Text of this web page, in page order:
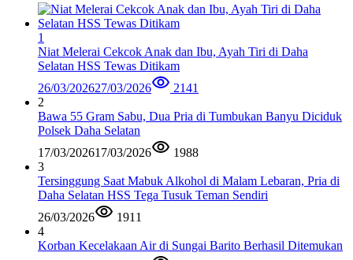
1
Niat Melerai Cekcok Anak dan Ibu, Ayah Tiri di Daha
Selatan HSS Tewas Ditikam
26/03/202627/03/2026
2141
2
Bawa 55 Gram Sabu, Dua Pria di Tumbukan Banyu Diciduk
Polsek Daha Selatan
17/03/202617/03/2026
1988
3
Tersinggung Saat Mabuk Alkohol di Malam Lebaran, Pria di
Daha Selatan HSS Tega Tusuk Teman Sendiri
26/03/2026
1911
4
Korban Kecelakaan Air di Sungai Barito Berhasil Ditemukan